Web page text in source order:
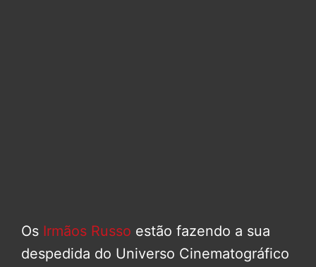
Os Irmãos Russo estão fazendo a sua
despedida do Universo Cinematográfico